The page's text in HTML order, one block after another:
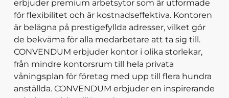
erbjuder premium arbetsytor som är utformade
för flexibilitet och är kostnadseffektiva. Kontoren
är belägna på prestigefyllda adresser, vilket gör
de bekväma för alla medarbetare att ta sig till.
CONVENDUM erbjuder kontor i olika storlekar,
från mindre kontorsrum till hela privata
våningsplan för företag med upp till flera hundra
anställda. CONVENDUM erbjuder en inspirerande